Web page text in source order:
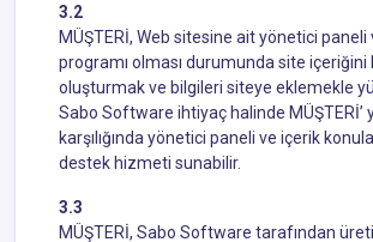
3.2
MÜŞTERİ, Web sitesine ait yönetici
programı olması durumunda site içeriğini
oluşturmak ve bilgileri siteye eklemekle
Sabo Software ihtiyaç halinde MÜŞTERİ’
karşılığında yönetici paneli ve içerik
destek hizmeti sunabilir.
3.3
MÜŞTERİ, Sabo Software tarafından